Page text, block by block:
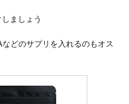
ましょう
どのサプリを入れるのもオス